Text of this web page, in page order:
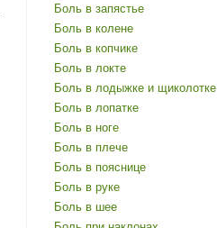
Боль в запястье
Боль в колене
Боль в копчике
Боль в локте
Боль в лодыжке и щиколотке
Боль в лопатке
Боль в ноге
Боль в плече
Боль в пояснице
Боль в руке
Боль в шее